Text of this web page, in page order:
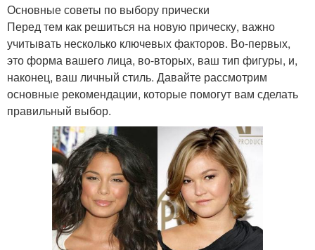
Основные советы по выбору прически
Перед тем как решиться на новую прическу, важно
учитывать несколько ключевых факторов. Во-первых,
это форма вашего лица, во-вторых, ваш тип фигуры, и,
наконец, ваш личный стиль. Давайте рассмотрим
основные рекомендации, которые помогут вам сделать
правильный выбор.